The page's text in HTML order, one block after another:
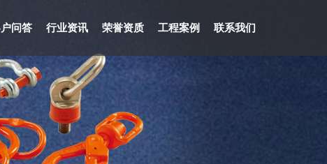
问答 行业资讯 荣誉资质 工程案例 联系我们